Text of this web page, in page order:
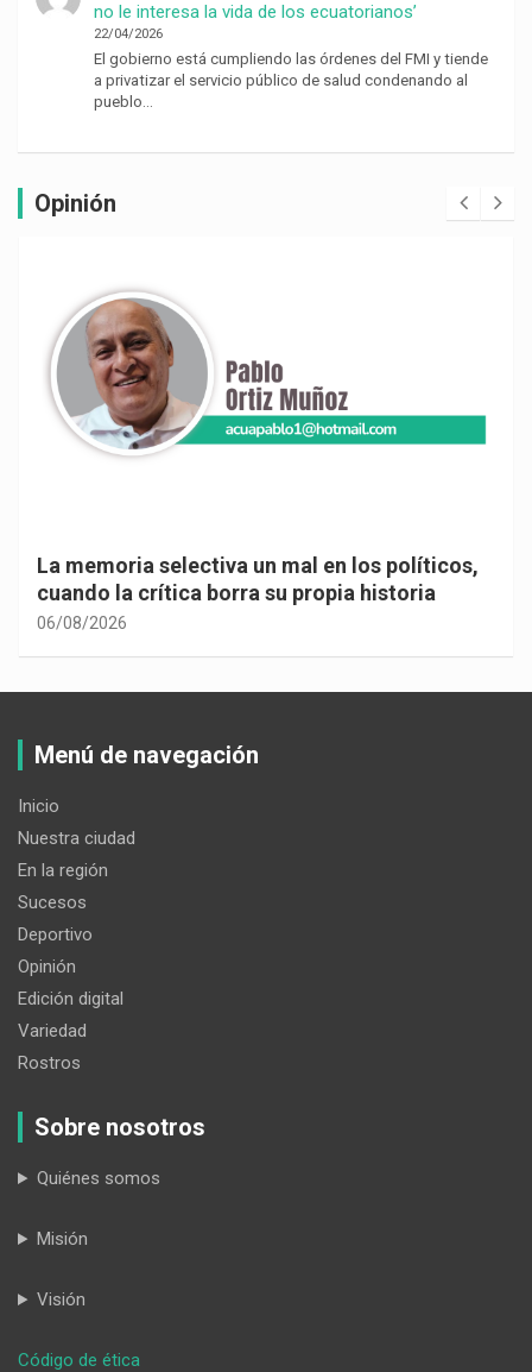
no le interesa la vida de los ecuatorianos’
22/04/2026
El gobierno está cumpliendo las órdenes del FMI y tiende
a privatizar el servicio público de salud condenando al
pueblo…
Opinión
La memoria selectiva un mal en los políticos,
cuando la crítica borra su propia historia
06/08/2026
Menú de navegación
Inicio
Nuestra ciudad
En la región
Sucesos
Deportivo
Opinión
Edición digital
Variedad
Rostros
Sobre nosotros
Quiénes somos
Misión
Visión
Código de ética